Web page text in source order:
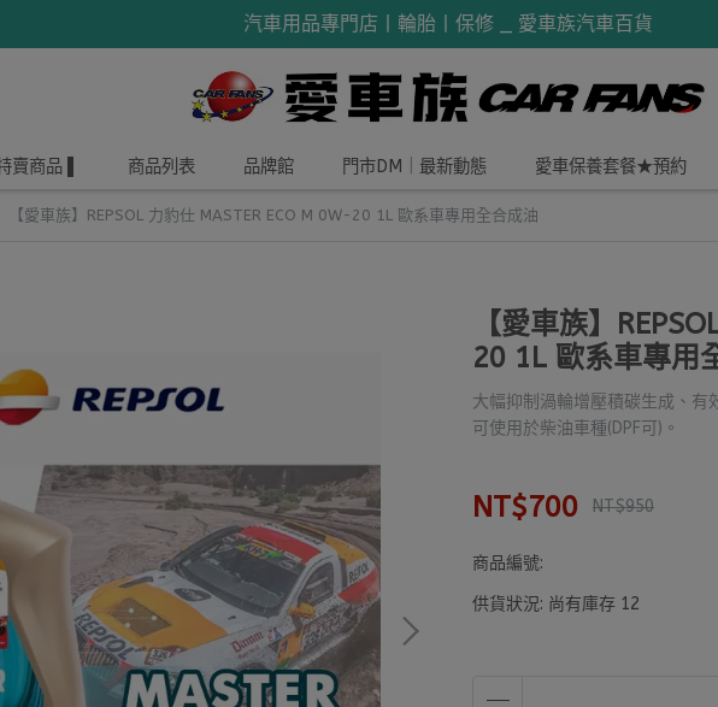
汽車用品專門店丨輪胎丨保修 _ 愛車族汽車百貨
賣商品 ▌ 商品列表 品牌館 門市DM｜最新動態 愛車保養套餐★預約
【愛車族】REPSOL 力豹仕 MASTER ECO M 0W-20 1L 歐系車專用全合成油
【愛車族】
20 1L 歐系車專用
大幅抑制渦輪增壓積碳生成、有
可使用於柴油車種(DPF可)。
NT$700 NT$950
商品編號:
供貨狀況: 尚有庫存 12